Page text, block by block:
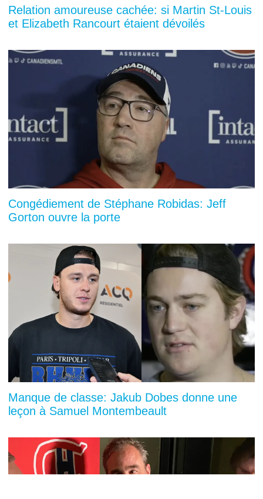
Relation amoureuse cachée: si Martin St-Louis
et Elizabeth Rancourt étaient dévoilés
Congédiement de Stéphane Robidas: Jeff
Gorton ouvre la porte
Manque de classe: Jakub Dobes donne une
leçon à Samuel Montembeault